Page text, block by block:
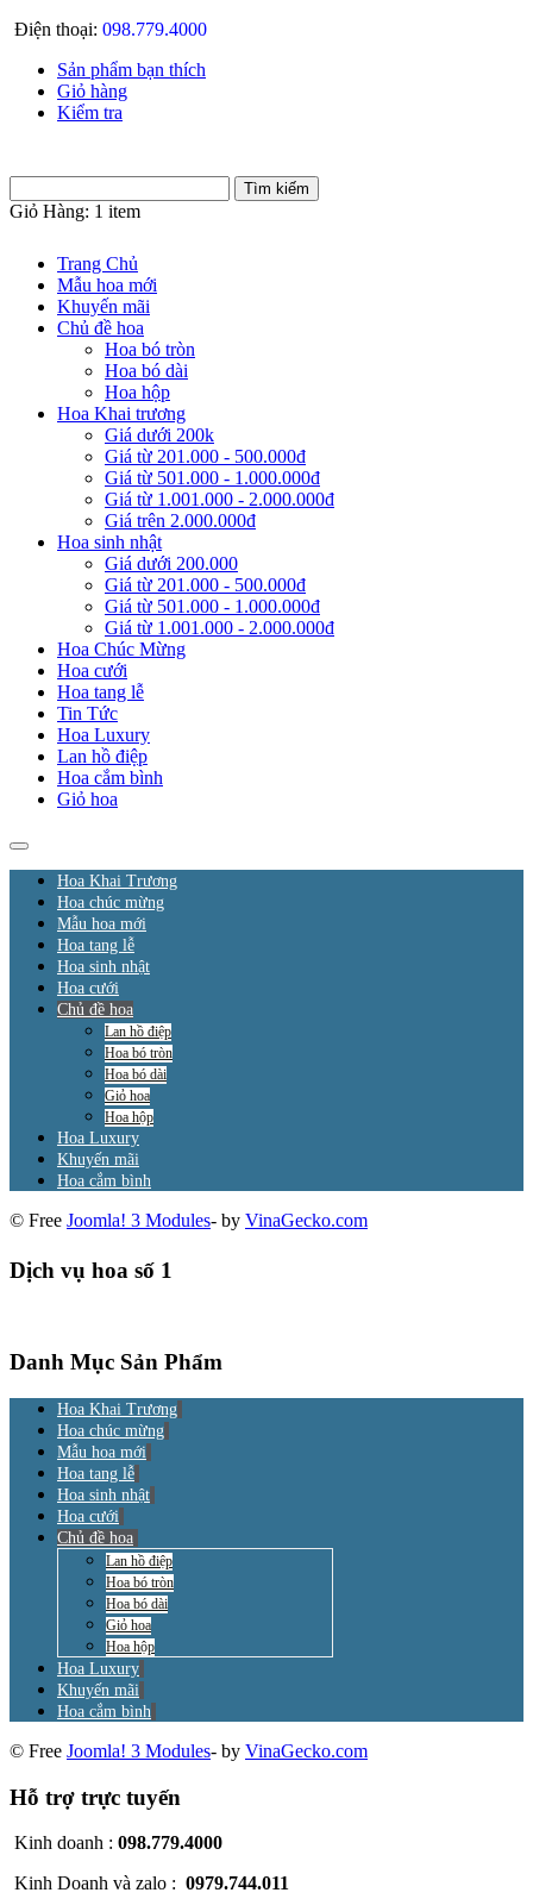
Điện thoại: 098.779.4000
Sản phẩm bạn thích
Giỏ hàng
Kiểm tra
Giỏ Hàng: 1 item
Trang Chủ
Mẫu hoa mới
Khuyến mãi
Chủ đề hoa
Hoa bó tròn
Hoa bó dài
Hoa hộp
Hoa Khai trương
Giá dưới 200k
Giá từ 201.000 - 500.000đ
Giá từ 501.000 - 1.000.000đ
Giá từ 1.001.000 - 2.000.000đ
Giá trên 2.000.000đ
Hoa sinh nhật
Giá dưới 200.000
Giá từ 201.000 - 500.000đ
Giá từ 501.000 - 1.000.000đ
Giá từ 1.001.000 - 2.000.000đ
Hoa Chúc Mừng
Hoa cưới
Hoa tang lễ
Tin Tức
Hoa Luxury
Lan hồ điệp
Hoa cắm bình
Giỏ hoa
Hoa Khai Trương
Hoa chúc mừng
Mẫu hoa mới
Hoa tang lễ
Hoa sinh nhật
Hoa cưới
Chủ đề hoa
Lan hồ điệp
Hoa bó tròn
Hoa bó dài
Giỏ hoa
Hoa hộp
Hoa Luxury
Khuyến mãi
Hoa cắm bình
© Free Joomla! 3 Modules- by VinaGecko.com
Dịch vụ hoa số 1
Danh Mục Sản Phẩm
Hoa Khai Trương
Hoa chúc mừng
Mẫu hoa mới
Hoa tang lễ
Hoa sinh nhật
Hoa cưới
Chủ đề hoa
Lan hồ điệp
Hoa bó tròn
Hoa bó dài
Giỏ hoa
Hoa hộp
Hoa Luxury
Khuyến mãi
Hoa cắm bình
© Free Joomla! 3 Modules- by VinaGecko.com
Hỗ trợ trực tuyến
Kinh doanh : 098.779.4000
Kinh Doanh và zalo : 0979.744.011